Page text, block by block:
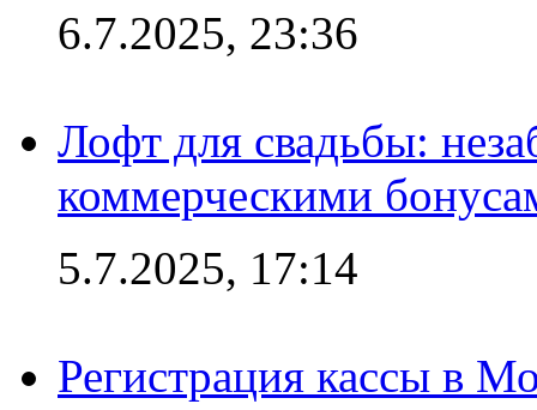
6.7.2025, 23:36
Лофт для свадьбы:
коммерческими
5.7.2025, 17:14
Регистрация кассы в